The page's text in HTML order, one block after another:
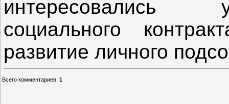
интересовались
социального
развитие личного
Всего комментариев: 1